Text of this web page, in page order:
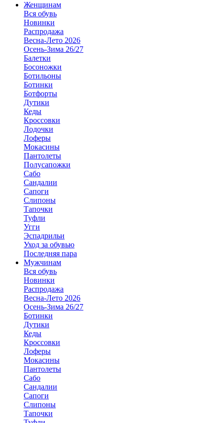
Женщинам
Вся обувь
Новинки
Распродажа
Весна-Лето 2026
Осень-Зима 26/27
Балетки
Босоножки
Ботильоны
Ботинки
Ботфорты
Дутики
Кеды
Кроссовки
Лодочки
Лоферы
Мокасины
Пантолеты
Полусапожки
Сабо
Сандалии
Сапоги
Слипоны
Тапочки
Туфли
Угги
Эспадрильи
Уход за обувью
Последняя пара
Мужчинам
Вся обувь
Новинки
Распродажа
Весна-Лето 2026
Осень-Зима 26/27
Ботинки
Дутики
Кеды
Кроссовки
Лоферы
Мокасины
Пантолеты
Сабо
Сандалии
Сапоги
Слипоны
Тапочки